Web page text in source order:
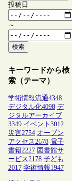
投稿日
～
検索
キーワードから検
索（テーマ）
学術情報流通4348
デジタル化4098 デ
ジタルアーカイブ
3349 イベント 3012
災害2754 オープン
アクセス2678 電子
書籍2227 図書館サ
ービス2178 子ども
2017 学術情報1947